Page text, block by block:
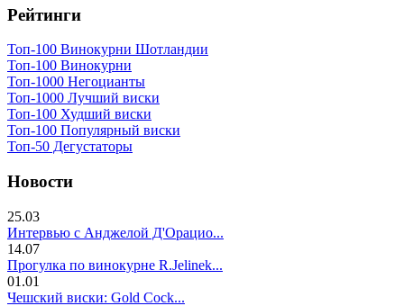
Рейтинги
Топ-100 Винокурни Шотландии
Топ-100 Винокурни
Топ-1000 Негоцианты
Топ-1000 Лучший виски
Топ-100 Худший виски
Топ-100 Популярный виски
Топ-50 Дегустаторы
Новости
25.03
Интервью с Анджелой Д'Орацио...
14.07
Прогулка по винокурне R.Jelinek...
01.01
Чешский виски: Gold Cock...